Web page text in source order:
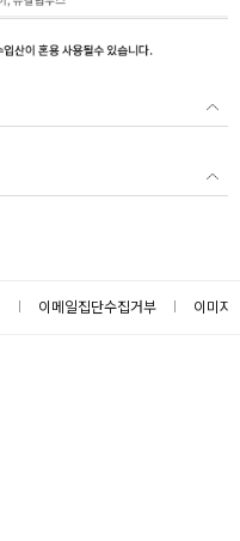
이메일집단수집거부 이미지